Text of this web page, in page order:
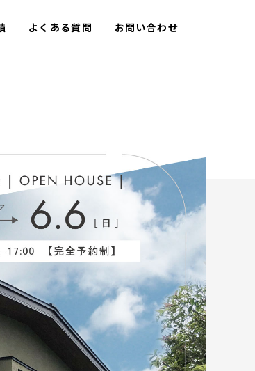
よくある質問 お問い合わせ